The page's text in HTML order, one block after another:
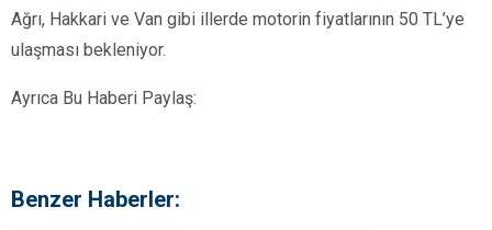
Ağrı, Hakkari ve Van gibi illerde motorin fiyatlarının 50 TL’ye
ulaşması bekleniyor.
Ayrıca Bu Haberi Paylaş:
Benzer Haberler: